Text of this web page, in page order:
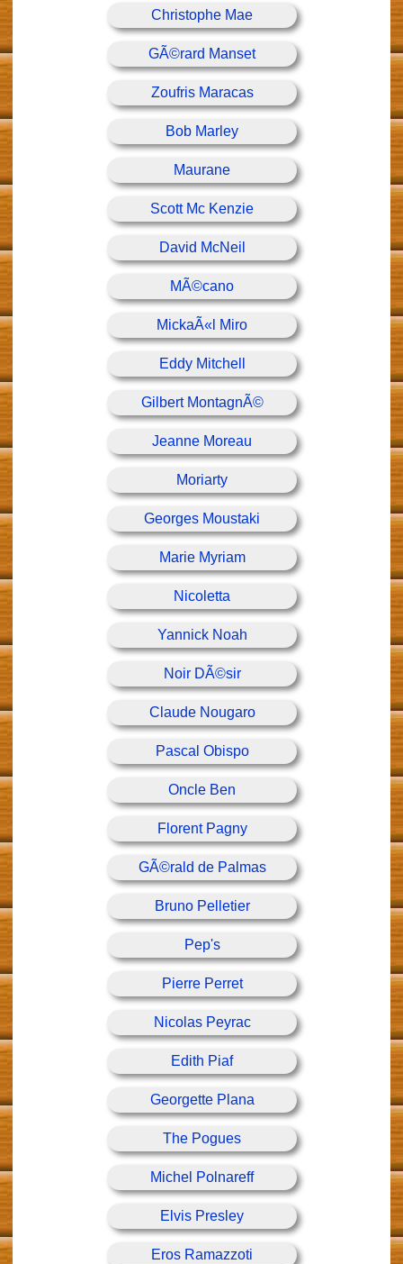
Christophe Mae
GÃ©rard Manset
Zoufris Maracas
Bob Marley
Maurane
Scott Mc Kenzie
David McNeil
MÃ©cano
MickaÃ«l Miro
Eddy Mitchell
Gilbert MontagnÃ©
Jeanne Moreau
Moriarty
Georges Moustaki
Marie Myriam
Nicoletta
Yannick Noah
Noir DÃ©sir
Claude Nougaro
Pascal Obispo
Oncle Ben
Florent Pagny
GÃ©rald de Palmas
Bruno Pelletier
Pep's
Pierre Perret
Nicolas Peyrac
Edith Piaf
Georgette Plana
The Pogues
Michel Polnareff
Elvis Presley
Eros Ramazzoti